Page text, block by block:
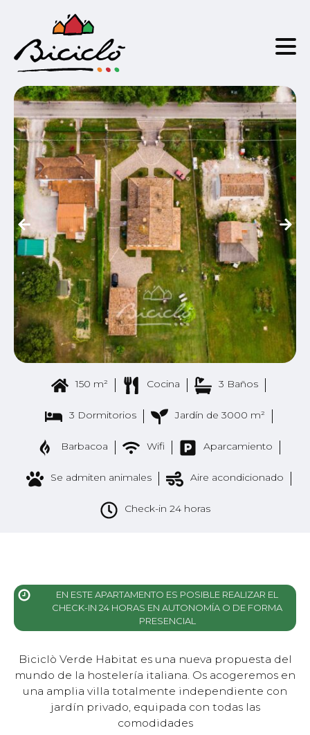
150 m² Cocina 3 Baños
3 Dormitorios Jardín de 3000 m²
Barbacoa Wifi Aparcamiento
Se admiten animales Aire acondicionado
Check-in 24 horas
EN ESTE APARTAMENTO ES POSIBLE REALIZAR EL
CHECK-IN 24 HORAS EN AUTONOMÍA O DE FORMA
PRESENCIAL
Biciclò Verde Habitat es una nueva propuesta del
mundo de la hostelería italiana. Os acogeremos en
una amplia villa totalmente independiente con
jardín privado, equipada con todas las
comodidades